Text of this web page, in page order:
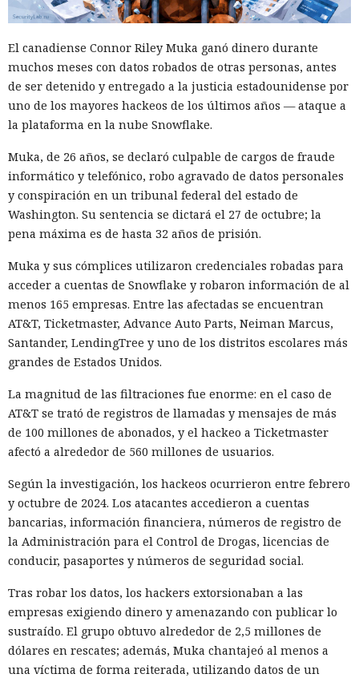
El canadiense Connor Riley Muka ganó dinero durante
muchos meses con datos robados de otras personas, antes
de ser detenido y entregado a la justicia estadounidense por
uno de los mayores hackeos de los últimos años — ataque a
la plataforma en la nube Snowflake.
Muka, de 26 años, se declaró culpable de cargos de fraude
informático y telefónico, robo agravado de datos personales
y conspiración en un tribunal federal del estado de
Washington. Su sentencia se dictará el 27 de octubre; la
pena máxima es de hasta 32 años de prisión.
Muka y sus cómplices utilizaron credenciales robadas para
acceder a cuentas de Snowflake y robaron información de al
menos 165 empresas. Entre las afectadas se encuentran
AT&T, Ticketmaster, Advance Auto Parts, Neiman Marcus,
Santander, LendingTree y uno de los distritos escolares más
grandes de Estados Unidos.
La magnitud de las filtraciones fue enorme: en el caso de
AT&T se trató de registros de llamadas y mensajes de más
de 100 millones de abonados, y el hackeo a Ticketmaster
afectó a alrededor de 560 millones de usuarios.
Según la investigación, los hackeos ocurrieron entre febrero
y octubre de 2024. Los atacantes accedieron a cuentas
bancarias, información financiera, números de registro de
la Administración para el Control de Drogas, licencias de
conducir, pasaportes y números de seguridad social.
Tras robar los datos, los hackers extorsionaban a las
empresas exigiendo dinero y amenazando con publicar lo
sustraído. El grupo obtuvo alrededor de 2,5 millones de
dólares en rescates; además, Muka chantajeó al menos a
una víctima de forma reiterada, utilizando datos de un